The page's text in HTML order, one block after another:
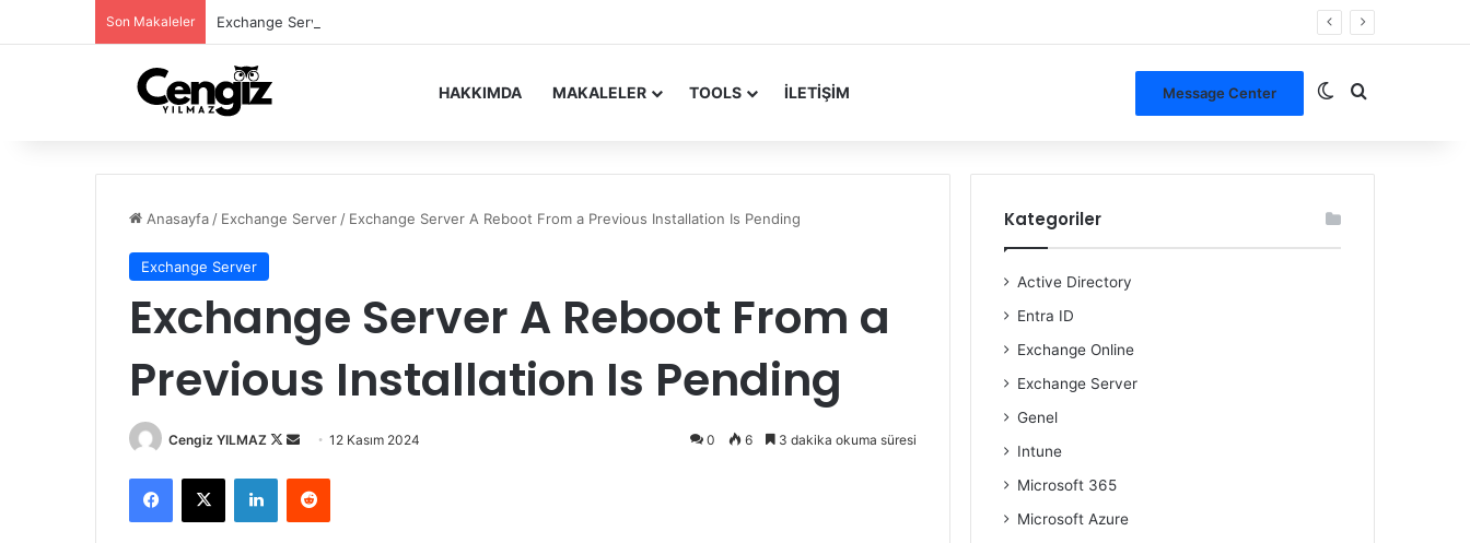
Son Makaleler Exchange Server Haziran 2026 Security Update Yayımlandı
HAKKIMDA MAKALELER TOOLS İLETIŞIM Message Center Dış görünümü
Arama yap
Anasayfa / Exchange Server / Exchange Server A Reboot From a Previous Installation Is Pending
Exchange Server
Exchange Server A Reboot From a
Previous Installation Is Pending
Cengiz YILMAZ
Follow
Bir
posta
göndermek
12 Kasım 2024 0 6 3 dakika okuma süresi
Facebook
X LinkedInReddit
Kategoriler
Active Directory
Entra ID
Exchange Online
Exchange Server
Genel
Intune
Microsoft 365
Microsoft Azure